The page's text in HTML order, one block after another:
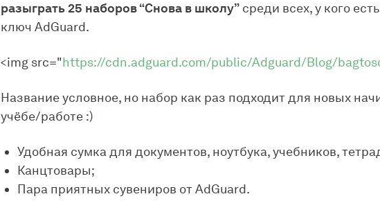
разыграть 25 наборов “Снова в школу” среди всех, у кого
ключ AdGuard.
<img src="https://cdn.adguard.com/public/Adguard/Blog/
Название условное, но набор как раз подходит для новых
учёбе/работе :)
Удобная сумка для документов, ноутбука, учебников,
Канцтовары;
Пара приятных сувениров от AdGuard.